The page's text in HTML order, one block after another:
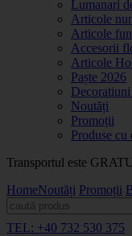
Lumanari
Articole
Articole
Accesorii
Articole
Paște 2026
Noutăți
Promoții
Produse
Transportul este
HomeNoutăți Promoții
TEL: +40 732 530 375